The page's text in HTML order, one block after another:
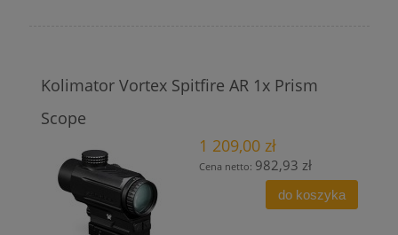
Kolimator Vortex Spitfire AR 1x Prism
Scope
1 209,00 zł
Cena netto: 982,93 zł
do koszyka